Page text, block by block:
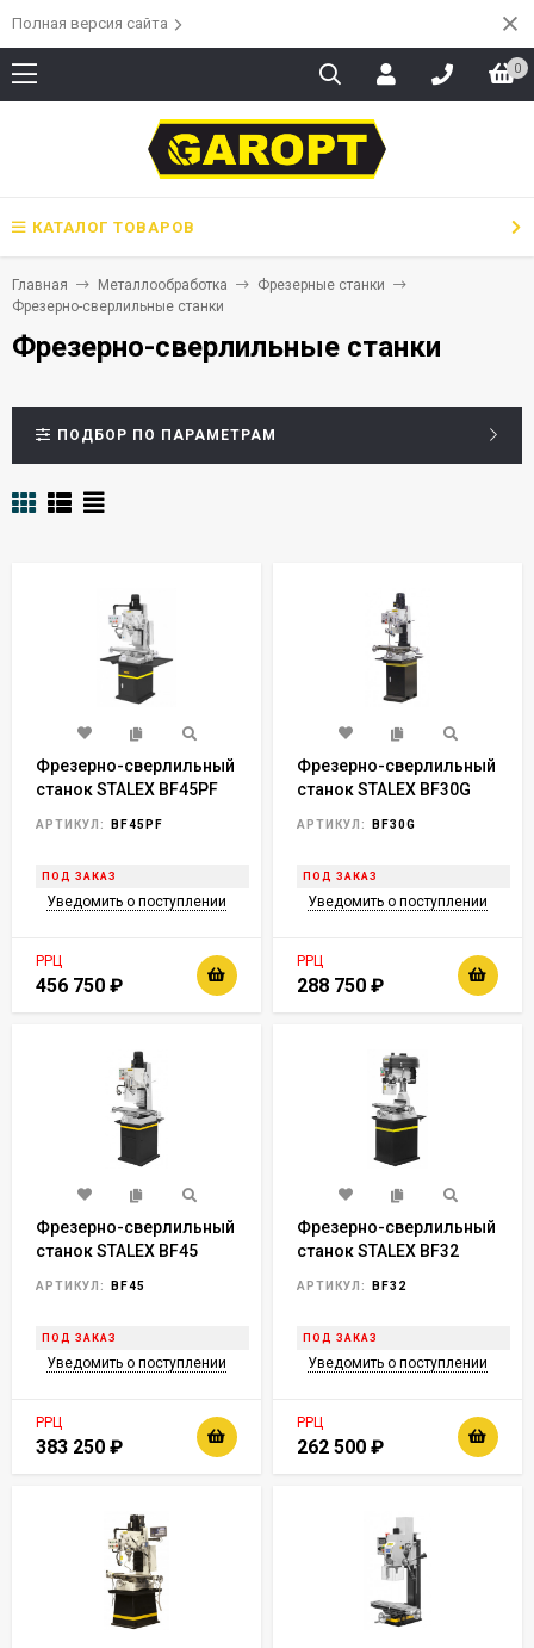
Полная версия сайта
0
КАТАЛОГ ТОВАРОВ
Главная Металлообработка
Фрезерные станки
Фрезерно-сверлильные станки
Фрезерно-сверлильные станки
ПОДБОР ПО ПАРАМЕТРАМ
Фрезерно-сверлильный
станок STALEX BF45PF
АРТИКУЛ: BF45PF
ПОД ЗАКАЗ
Уведомить о поступлении
РРЦ
456 750 ₽
Фрезерно-сверлильный
станок STALEX BF30G
АРТИКУЛ: BF30G
ПОД ЗАКАЗ
Уведомить о поступлении
РРЦ
288 750 ₽
Фрезерно-сверлильный
станок STALEX BF45
АРТИКУЛ: BF45
ПОД ЗАКАЗ
Уведомить о поступлении
РРЦ
383 250 ₽
Фрезерно-сверлильный
станок STALEX BF32
АРТИКУЛ: BF32
ПОД ЗАКАЗ
Уведомить о поступлении
РРЦ
262 500 ₽